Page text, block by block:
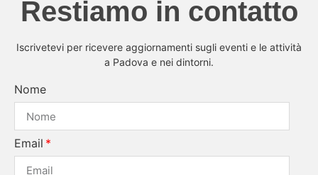
Restiamo in contatto
Iscrivetevi per ricevere aggiornamenti sugli eventi e le attività
a Padova e nei dintorni.
Nome
Email